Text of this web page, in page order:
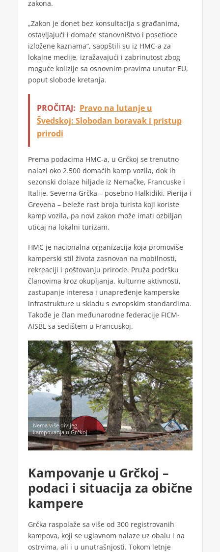
zakona.
„Zakon je donet bez konsultacija s građanima,
ostavljajući i domaće stanovništvo i posetioce
izložene kaznama“, saopštili su iz HMC-a za
lokalne medije, izražavajući i zabrinutost zbog
moguće kolizije sa osnovnim pravima unutar EU,
poput slobode kretanja.
PROČITAJ: Pravo na lutanje u
Švedskoj: Slobodan boravak i pristup
prirodi
Prema podacima HMC-a, u Grčkoj se trenutno
nalazi oko 2.500 domaćih kamp vozila, dok ih
sezonski dolaze hiljade iz Nemačke, Francuske i
Italije. Severna Grčka – posebno Halkidiki, Pierija i
Grevena – beleže rast broja turista koji koriste
kamp vozila, pa novi zakon može imati ozbiljan
uticaj na lokalni turizam.
HMC je nacionalna organizacija koja promoviše
kamperski stil života zasnovan na mobilnosti,
rekreaciji i poštovanju prirode. Pruža podršku
članovima kroz okupljanja, kulturne aktivnosti,
zastupanje interesa i unapređenje kamperske
infrastrukture u skladu s evropskim standardima.
Takođe je član međunarodne federacije FICM-
AISBL sa sedištem u Francuskoj.
Nema više divljeg
kampovanja u Grčkoj
Kampovanje u Grčkoj –
podaci i situacija za obične
kampere
Grčka raspolaže sa više od 300 registrovanih
kampova, koji se uglavnom nalaze uz obalu i na
ostrvima, ali i u unutrašnjosti. Tokom letnje